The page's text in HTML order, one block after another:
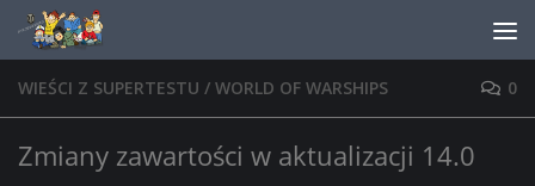
Skip to content
WIEŚCI Z SUPERTESTU / WORLD OF WARSHIPS 0
Zmiany zawartości w aktualizacji 14.0